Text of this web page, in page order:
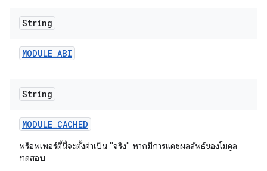
String
MODULE_ABI
String
MODULE_CACHED
พร็อพเพอร์ตี้นี้จะตั้งค่าเป็น "จริง" หากมีการแคชผลลัพธ์ของโมดูล
ทดสอบ